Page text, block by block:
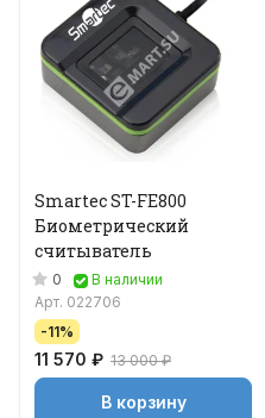
Smartec ST-FE800
Биометрический
считыватель
0
В наличии
Арт. 022706
-11%
11 570 ₽ 13 000 ₽
В корзину